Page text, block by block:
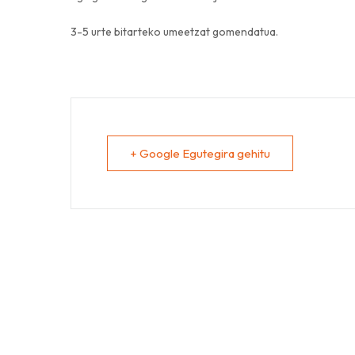
3-5 urte bitarteko umeetzat gomendatua.
+ Google Egutegira gehitu